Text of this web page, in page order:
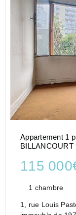
HAUTS-
BOULOGNE
BILLANCOURT
Appartement 1
BILLANCOURT
115
1 chambre
1, rue Louis